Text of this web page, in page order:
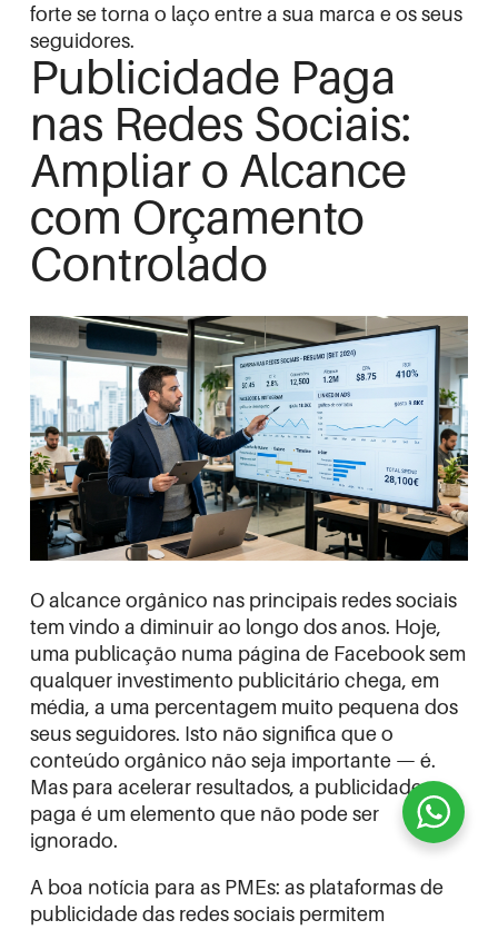
forte se torna o laço entre a sua marca e os seus
seguidores.
Publicidade Paga
nas Redes Sociais:
Ampliar o Alcance
com Orçamento
Controlado
O alcance orgânico nas principais redes sociais
tem vindo a diminuir ao longo dos anos. Hoje,
uma publicação numa página de Facebook sem
qualquer investimento publicitário chega, em
média, a uma percentagem muito pequena dos
seus seguidores. Isto não significa que o
conteúdo orgânico não seja importante — é.
Mas para acelerar resultados, a publicidade
paga é um elemento que não pode ser
ignorado.
A boa notícia para as PMEs: as plataformas de
publicidade das redes sociais permitem